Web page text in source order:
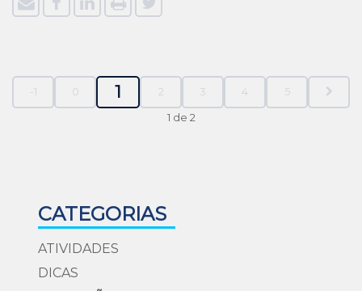
-1 0 1 2 3 4 5
1 de 2
CATEGORIAS
ATIVIDADES
DICAS